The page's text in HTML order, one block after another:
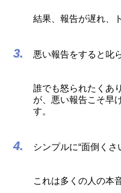
結果、報告が遅れ、
悪い報告をすると叱
誰でも怒られたくあ
が、悪い報告こそ早
す。
シンプルに“面倒くさ
これは多くの人の本